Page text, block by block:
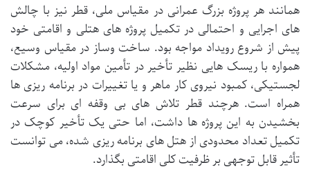
همانند هر پروژه بزرگ عمرانی در مقیاس ملی، قطر نیز با چالش
های اجرایی و احتمالی در تکمیل پروژه های هتلی و اقامتی خود
پیش از شروع رویداد مواجه بود. ساخت وساز در مقیاس وسیع،
همواره با ریسک هایی نظیر تأخیر در تأمین مواد اولیه، مشکلات
لجستیکی، کمبود نیروی کار ماهر و یا تغییرات در برنامه ریزی ها
همراه است. هرچند قطر تلاش های بی وقفه ای برای سرعت
بخشیدن به این پروژه ها داشت، اما حتی یک تأخیر کوچک در
تکمیل تعداد محدودی از هتل های برنامه ریزی شده، می توانست
تأثیر قابل توجهی بر ظرفیت کلی اقامتی بگذارد.